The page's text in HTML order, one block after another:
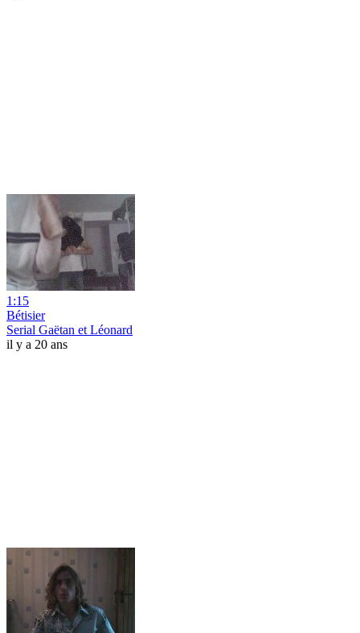
1:15
Bétisier
Serial Gaëtan et Léonard
il y a 20 ans